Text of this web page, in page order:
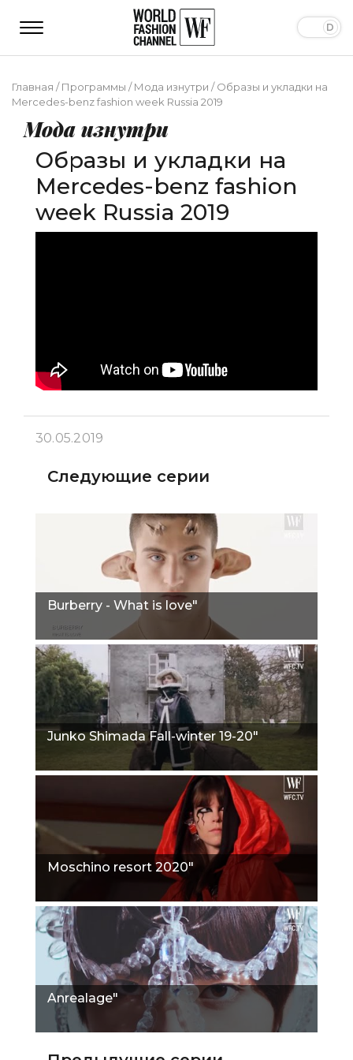
Главная /Программы /Мода изнутри /Образы и укладки на
Mercedes-benz fashion week Russia 2019
Мода изнутри
Образы и укладки на
Mercedes-benz fashion
week Russia 2019
30.05.2019
Следующие серии
Burberry - What is love"
Junko Shimada Fall-winter 19-20"
Moschino resort 2020"
Anrealage"